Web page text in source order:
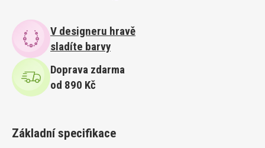
V designeru hravě
sladíte barvy
Doprava zdarma
od 890 Kč
Základní specifikace